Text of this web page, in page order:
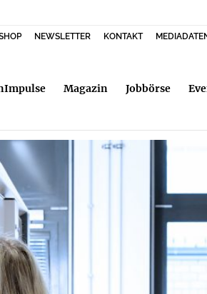
NEWSLETTER KONTAKT
Magazin Jobbörse